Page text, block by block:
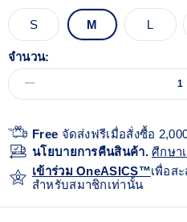
S M L
จำนวน:
Free จัดส่งฟรีเมื่อสั่งซื้อ
นโยบายการคืนสินค้า.ศีกษา
เข้าร่วม OneASICS™เพื่อส
สำหรับสมาชิกเท่านั้น